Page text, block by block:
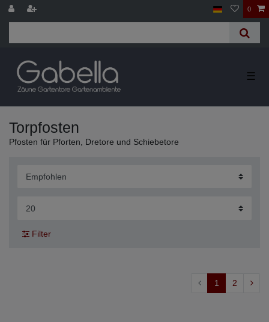
0
☰
Torpfosten
Pfosten für Pforten, Dretore und Schiebetore
Filter
1 2